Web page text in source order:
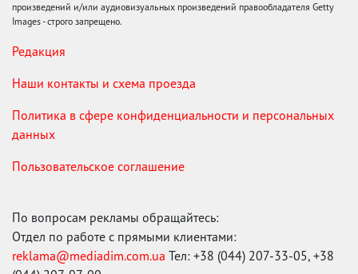
произведений и/или аудиовизуальных произведений правообладателя Getty
Images - строго запрещено.
Редакция
Наши контакты и схема проезда
Политика в сфере конфиденциальности и персональных
данных
Пользовательское соглашение
По вопросам рекламы обращайтесь:
Отдел по работе с прямыми клиентами:
reklama@mediadim.com.ua Тел: +38 (044) 207-33-05, +38